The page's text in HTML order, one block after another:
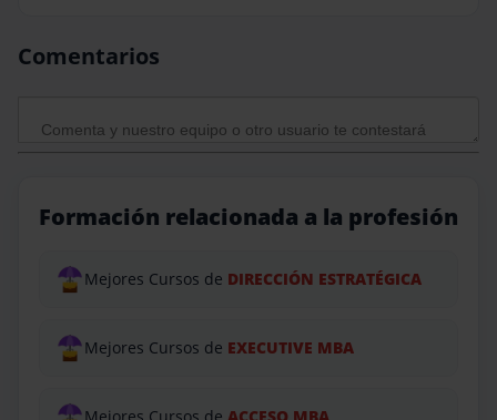
Comentarios
Formación relacionada a la profesión
Mejores Cursos de DIRECCIÓN ESTRATÉGICA
Mejores Cursos de EXECUTIVE MBA
Mejores Cursos de ACCESO MBA